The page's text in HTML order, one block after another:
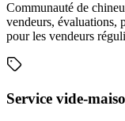
Communauté de
vendeurs, évaluations,
pour les vendeurs
Service vide-